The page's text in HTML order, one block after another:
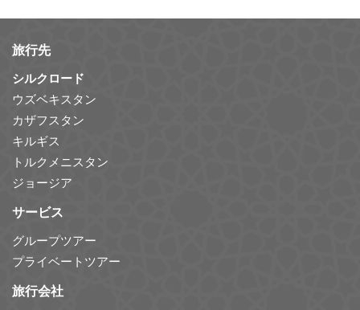
旅行先
シルクロード
ウズベキスタン
カザフスタン
キルギス
トルクメニスタン
ジョージア
サービス
グループツアー
プライベートツアー
旅行会社